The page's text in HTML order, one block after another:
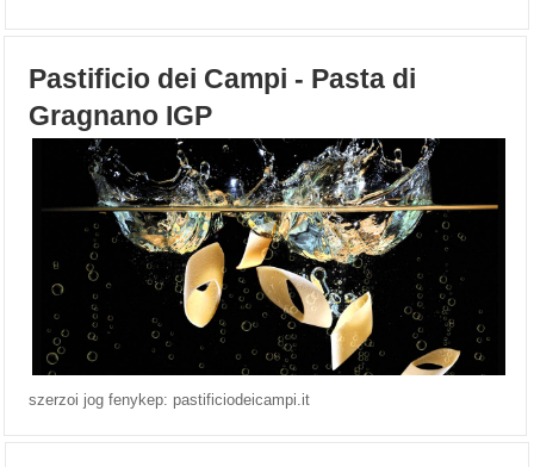
Pastificio dei Campi - Pasta di
Gragnano IGP
szerzoi jog fenykep: pastificiodeicampi.it